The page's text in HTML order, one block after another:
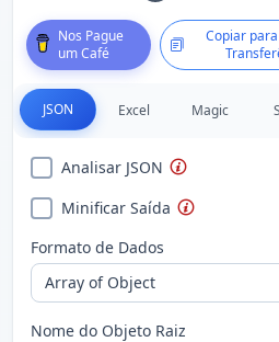
Nos Pague
um Café
Copiar
JSON Excel Magic
Analisar JSON
Minificar Saída
Formato de Dados
Nome do Objeto Raiz